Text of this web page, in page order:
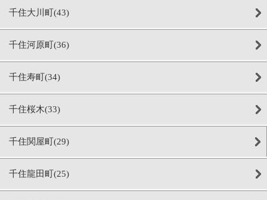
千住大川町(43)
千住河原町(36)
千住寿町(34)
千住桜木(33)
千住関屋町(29)
千住龍田町(25)